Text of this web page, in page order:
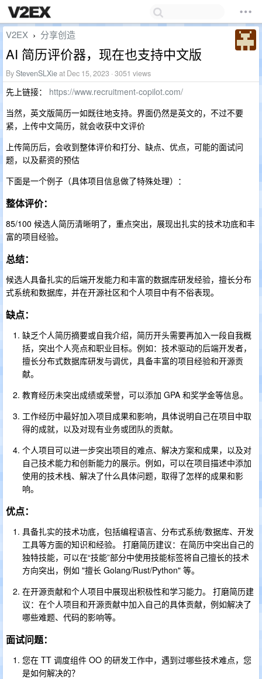
V2EX › 分享创造
AI 简历评价器，现在也支持中文版
ByStevenSLXieat Dec 15, 2023 · 3051 views
先上链接： https://www.recruitment-copilot.com/
当然，英文版简历一如既往地支持。界面仍然是英文的，不过不要
紧，上传中文简历，就会收获中文评价
上传简历后，会收到整体评价和打分、缺点、优点，可能的面试问
题，以及薪资的预估
下面是一个例子（具体项目信息做了特殊处理）：
整体评价：
85/100 候选人简历清晰明了，重点突出，展现出扎实的技术功底和丰
富的项目经验。
总结：
候选人具备扎实的后端开发能力和丰富的数据库研发经验，擅长分布
式系统和数据库，并在开源社区和个人项目中有不俗表现。
缺点：
缺乏个人简历摘要或自我介绍，简历开头需要再加入一段自我概
括，突出个人亮点和职业目标。例如：技术驱动的后端开发者，
擅长分布式数据库研发与调优，具备丰富的项目经验和开源贡
献。
教育经历未突出成绩或荣誉，可以添加 GPA 和奖学金等信息。
工作经历中最好加入项目成果和影响，具体说明自己在项目中取
得的成就，以及对现有业务或团队的贡献。
个人项目可以进一步突出项目的难点、解决方案和成果，以及对
自己技术能力和创新能力的展示。例如，可以在项目描述中添加
使用的技术栈、解决了什么具体问题，取得了怎样的成果和影
响。
优点：
具备扎实的技术功底，包括编程语言、分布式系统/数据库、开发
工具等方面的知识和经验。 打磨简历建议：在简历中突出自己的
独特技能，可以在“技能”部分中使用技能标签将自己擅长的技术
方向突出，例如 "擅长 Golang/Rust/Python" 等。
在开源贡献和个人项目中展现出积极性和学习能力。 打磨简历建
议：在个人项目和开源贡献中加入自己的具体贡献，例如解决了
哪些难题、代码的影响等。
面试问题：
您在 TT 调度组件 OO 的研发工作中，遇到过哪些技术难点，您
是如何解决的？